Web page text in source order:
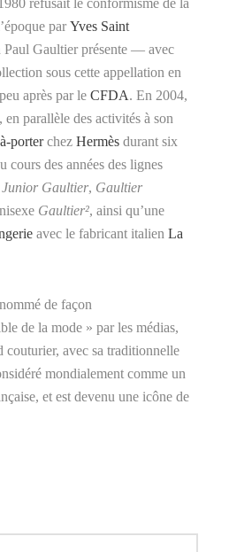
refusait le conformisme de la
par Yves Saint
Paul Gaultier présente — avec
sous cette appellation en
après par le CFDA. En 2004,
parallèle des activités à son
porterchez Hermès durant six
cours des années des lignes
Junior Gaultier, Gaultier
Gaultier², ainsi qu’une
avec le fabricant italien La
de façon
de la mode » par les médias,
couturier, avec sa traditionnelle
mondialement comme un
et est devenu une icône de